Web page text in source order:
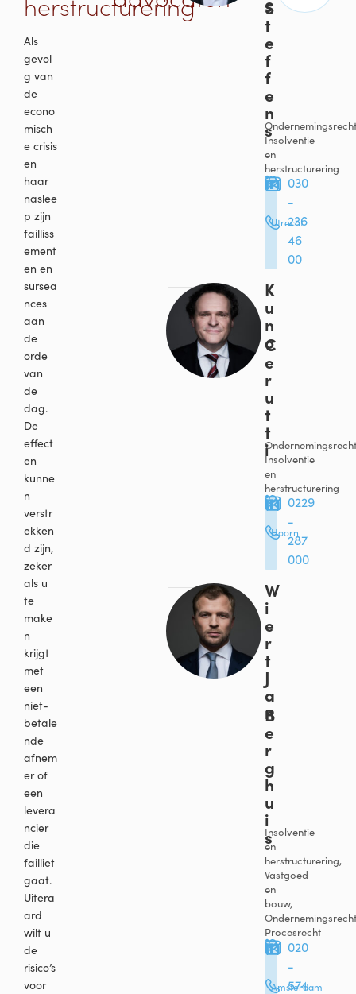
Als
gevol
g van
de
econo
misch
e crisis
en
haar
naslee
p zijn
failliss
ement
en en
sursea
nces
aan
de
orde
van
de
dag.
De
effect
en
kunne
n
verstr
ekken
d zijn,
zeker
als u
te
make
n
krijgt
met
een
niet-
betale
nde
afnem
er of
een
levera
ncier
die
failliet
gaat.
Uitera
ard
wilt u
de
risico’s
voor
S
t
e
f
f
e
n
s
Insolventie
en
herstructurering
Utrecht
030
-
236
46
00
K
u
n
o
C
e
r
u
t
t
iInsolventie
en
herstructurering
Hoorn
0229
-
287
000
W
i
e
r
t
J
a
n
B
e
r
g
h
u
i
s
Insolventie
en
herstructurering,
Vastgoed
en
bouw,
Procesrecht
Amsterdam
020
-
574